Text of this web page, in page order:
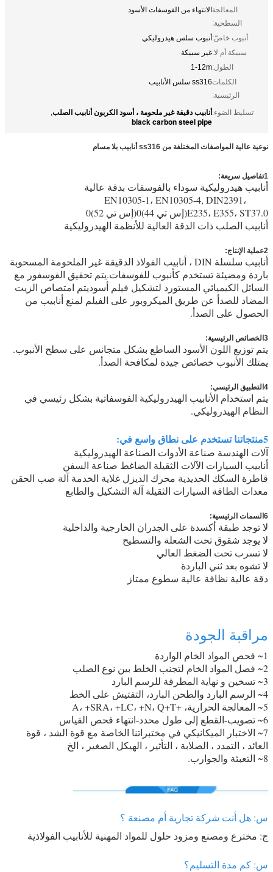
المعالجة
السطحية:
الانتهاء من الفوسفات الأسود
أنبوب خاصّ:أنبوب سلس هيدروليكي
سبيكة أم لا:غير سبيكة
الطول:1-12m
الكلمات
الرئيسية:
ss316 سلس الأنابيب
تسليط الضوء:أنابيب دقيقة غير ملحومة ، أسود الكربون أنابيب الصلب,
black carbon steel pipe
نوعية عالية المواصفات المختلفة من ss316 أنابيب بلا مسام
1تفاصيل سريعة:
أنابيب هيدروليكية سوداء بالفوسفات بدقة عالية
EN10305-1، EN10305-4, DIN2391،
E235، E355، ST37.0(إس تي 44)0(إس تي 52)0
أنابيب الصلب ذات الدقة العالية للأنظمة الهيدروليكية
2عملية الإنتاج:
أنابيب سلسلة DIN ، أنابيب الفولاذ الدقيقة غير الملحومة المسحوبة
باردة ومضيئة تستخدم كأنبوب للفوسفات.يتم تحقيق الفوسفور مع
السائل الكيميائي المستورد لتشكيل فيلم أسوديتم امتصاص الزيت
المضاد للصدأ عن طريق الميكروبور على الفيلم لمنع أنابيب من
الحصول على الصدأ.
3الخصائص الرئيسية:
يتم توزيع اللون الأسود الساطع بشكل متجانس على سطح الأنبوب.
يمتلك الأنبوب خصائص جيدة لمكافحة الصدأ.
4التطبيق الرئيسي:
يتم استخدام الأنابيب الهيدروليكية الفوسفاتية بشكل رئيسي في
النظام الهيدروليكي.
5منتجاتنا تستخدم على نطاق واسع في:
آلات الهندسة صناعة الأدوات الصناعة الهيدروليكية
أنابيب السيارات الآلات الثقيلة الضاغط صناعة السفن
قاطرة السكك الحديدية محرك الديزل غلاية الخدمة آلة صب الحقن
معدات الطاقة السيارات الثقيلة آلة التشكيل والطابع
6السمات الرئيسية:
لا توجد طبقة أكسدة على الجدران الخارجية والداخلية
لا يوجد شقوق تحت الشعلة والتسطيح
لا تسرب تحت الضغط العالي
لا تشوه بعد ثني الباردة
دقة عالية نظافة عالية سطوع ممتاز
مراقبة الجودة
1~ فحص المواد الخام الواردة
2~ فصل المواد الخام لتجنب الخلط بين نوع الصلب
3~ تسخين و نهاية المطرقة للرسم البارد
4~ الرسم البارد والطحن البارد، التفتيش على الخط
5~ المعالجة الحرارية، +A، +SRA، +LC، +N، Q+T
6~ تصويب-القطع إلى طول محدد-انتهاء فحص القياس
7~ الاختبار الميكانيكي في مختبراتنا الخاصة مع قوة الشد ، قوة
العائد ، التمدد ، الصلابة ، التأثير ، الهيكل الصغير ، الخ
8~ التعبئة والجوارب.
س: هل أنت شركة تجارية أم مصنعة ؟
ج: مخترع ومصنع ومزود حلول للمواد المهنية للأنابيب الفولاذية
س: كم مدة التسليم؟